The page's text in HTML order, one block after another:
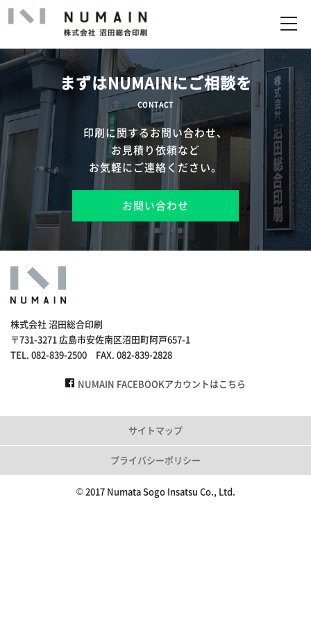
トップ
サービス
実績
企業情報
アップロード
まずはNUMAINにご相談を
CONTACT
印刷に関するお問い合わせ、
お見積り依頼など
お気軽にご連絡ください。
お問い合わせ
株式会社 沼田総合印刷
〒731-3271 広島市安佐南区沼田町阿戸657-1
TEL. 082-839-2500 FAX. 082-839-2828
NUMAIN FACEBOOKアカウントはこちら
サイトマップ
プライバシーポリシー
© 2017 Numata Sogo Insatsu Co., Ltd.